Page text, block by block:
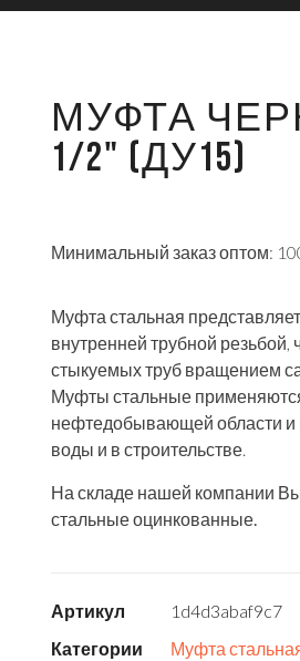
МУФТА
1/2" (ДУ15)
Минимальный заказ оптом:
Муфта стальная
внутренней трубной резьбой,
стыкуемых труб вращением
Муфты стальные
нефтедобывающей области и
воды и в строительстве.
На складе нашей компании
стальные оцинкованные.
Артикул
1d4d3abaf9c7
Категории
Муфта